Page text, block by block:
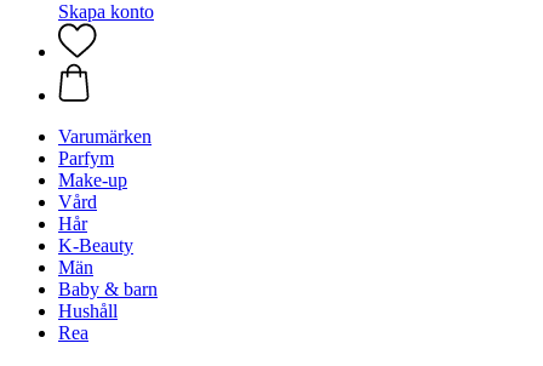
Skapa konto
Varumärken
Parfym
Make-up
Vård
Hår
K-Beauty
Män
Baby & barn
Hushåll
Rea